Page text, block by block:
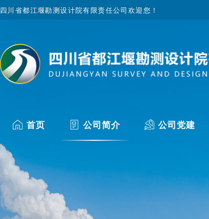
四川省都江堰勘测设计院有限责任公司欢迎您！
首页 公司简介 公司党建